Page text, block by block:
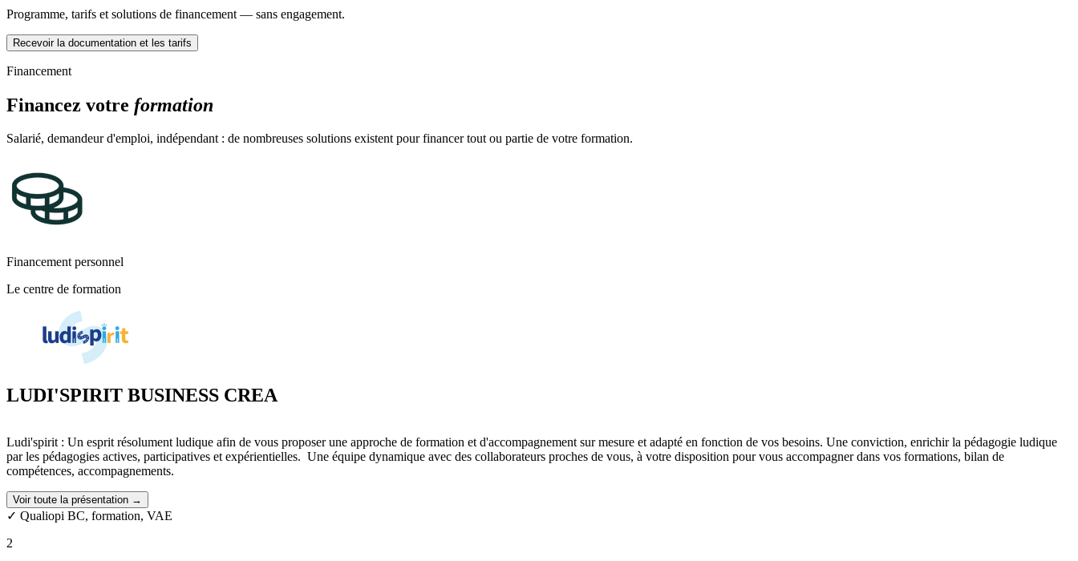
Programme, tarifs et solutions de financement — sans engagement.
Recevoir la documentation et les tarifs
Financement
Financez votre formation
Salarié, demandeur d'emploi, indépendant : de nombreuses solutions existent pour financer tout ou partie de votre formation.
Financement personnel
Le centre de formation
LUDI'SPIRIT BUSINESS CREA
Ludi'spirit : Un esprit résolument ludique afin de vous proposer une approche de formation et d'accompagnement sur mesure et adapté en fonction de vos besoins. Une conviction, enrichir la pédagogie ludique
par les pédagogies actives, participatives et expérientielles. Une équipe dynamique avec des collaborateurs proches de vous, à votre disposition pour vous accompagner dans vos formations, bilan de
compétences, accompagnements.
Voir toute la présentation →
✓ Qualiopi BC, formation, VAE
2